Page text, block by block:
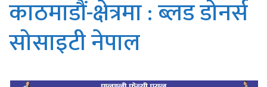
काठमाडौं-क्षेत्रमा : ब्लड डोनर्स
सोसाइटी नेपाल